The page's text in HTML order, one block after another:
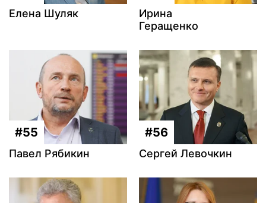
Елена Шуляк
Ирина
Геращенко
#55
Павел Рябикин
#56
Сергей Левочкин